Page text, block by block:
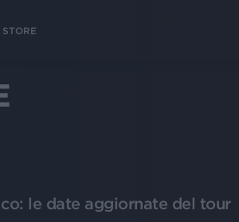
STORE
le date aggiornate del tour